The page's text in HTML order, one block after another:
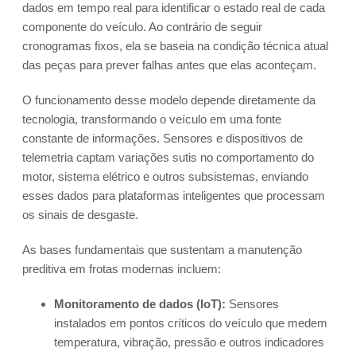
dados em tempo real para identificar o estado real de cada
componente do veículo. Ao contrário de seguir
cronogramas fixos, ela se baseia na condição técnica atual
das peças para prever falhas antes que elas aconteçam.
O funcionamento desse modelo depende diretamente da
tecnologia, transformando o veículo em uma fonte
constante de informações. Sensores e dispositivos de
telemetria captam variações sutis no comportamento do
motor, sistema elétrico e outros subsistemas, enviando
esses dados para plataformas inteligentes que processam
os sinais de desgaste.
As bases fundamentais que sustentam a manutenção
preditiva em frotas modernas incluem:
Monitoramento de dados (IoT): Sensores
instalados em pontos críticos do veículo que medem
temperatura, vibração, pressão e outros indicadores